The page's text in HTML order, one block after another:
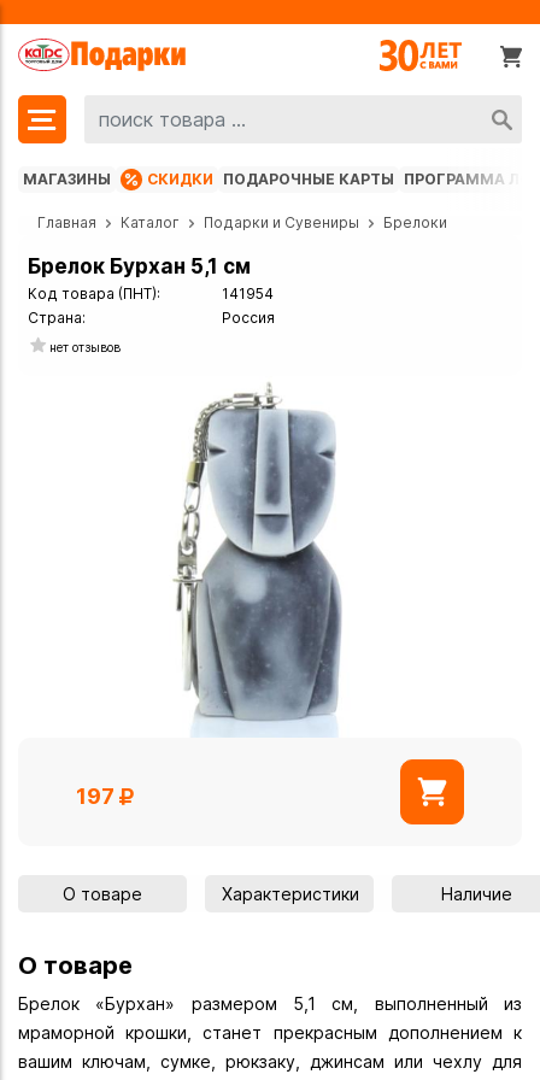
МАГАЗИНЫ СКИДКИ ПОДАРОЧНЫЕ КАРТЫ ПРОГРАММА
Главная Каталог Подарки и Сувениры Брелоки
Брелок Бурхан 5,1 см
Код товара (ПНТ):
141954
Страна:
Россия
нет отзывов
197
О товаре Характеристики Наличие
О товаре
Брелок «Бурхан» размером 5,1 см, выполненный из
мраморной крошки, станет прекрасным дополнением к
вашим ключам, сумке, рюкзаку, джинсам или чехлу для